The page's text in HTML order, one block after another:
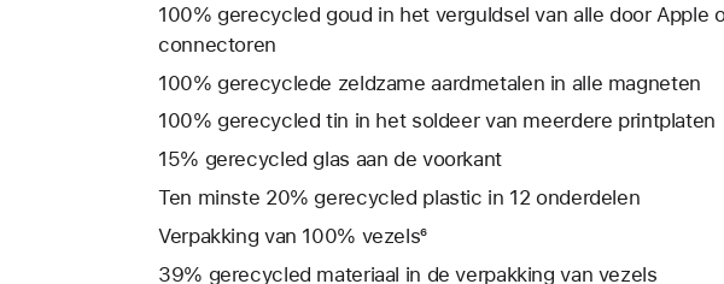
100% gerecycled goud in het verguldsel van alle door Apple
connectoren
100% gerecyclede zeldzame aardmetalen in alle magneten
100% gerecycled tin in het soldeer van meerdere print­platen
15% gerecycled glas aan de voorkant
Ten minste 20% gerecycled plastic in 12 onderdelen
Verpakking van 100% vezels⁶
39% gerecycled materiaal in de verpakking van vezels